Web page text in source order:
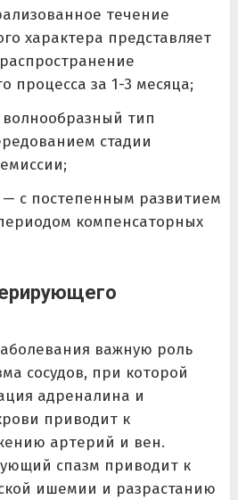
течение
характера представляет
процесса за 1-3 месяца;
тип
стадии
— с постепенным развитием
компенсаторных
важную роль
сосудов, при которой
адреналина и
приводит к
артерий и вен.
спазм приводит к
ишемии и разрастанию